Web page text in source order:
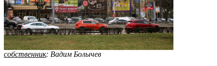
собственник: Вадим Болычев